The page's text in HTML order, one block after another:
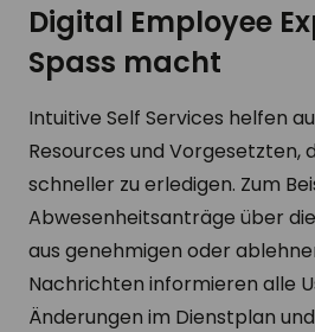
Digital Employee
Spass macht
Intuitive Self Services helfen
Resources und Vorgesetzten,
schneller zu erledigen. Zum
Abwesenheitsanträge über
aus genehmigen oder
Nachrichten informieren alle
Änderungen im Dienstplan